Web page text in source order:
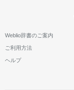
Weblio辞書のご案内
ご利用方法
ヘルプ